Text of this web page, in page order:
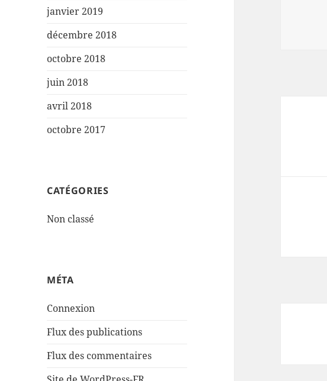
janvier 2019
décembre 2018
octobre 2018
juin 2018
avril 2018
octobre 2017
CATÉGORIES
Non classé
MÉTA
Connexion
Flux des publications
Flux des commentaires